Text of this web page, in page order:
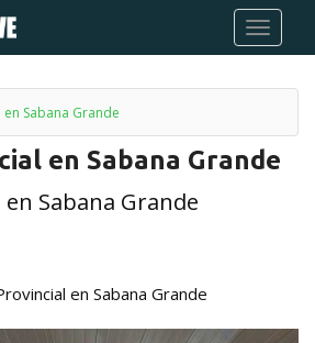
en Sabana Grande
en Sabana Grande
en Sabana Grande
en Sabana Grande